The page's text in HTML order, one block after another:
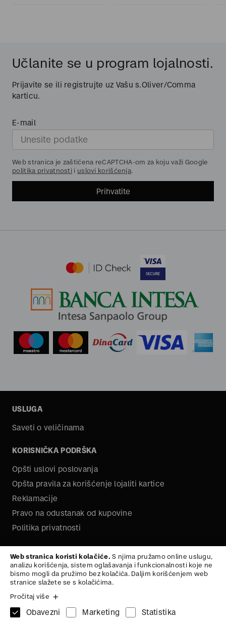
Učlanite se u program lojalnosti.
Prijavite se ili registrujte uz Vašu s.Oliver/Comma
karticu.
E-mail
Web stranica je zaštićena reCAPTCHA-om za koju važi Google
politika privatnosti i uslovi korišćenja.
Prihvatite
USLUGA
Saveti o veličinama
KORISNIČKA PODRŠKA
Opšti uslovi poslovanja
Opšta pravila za korišćenje lojaliti kartice
Reklamacije
Pravo na odustanak od kupovine
Politika privatnosti
Kariera
Web stranica koristi kolačiće. S njima pružamo online uslugu,
analizu korišćenja, sistem oglašavanja i funkcionalnosti koje ne
bismo mogli da pružimo bez kolačića. Daljim korišćenjem web
stranice slažete se s kolačićima.
Pročitaj više
Obavezni Marketing Statistika